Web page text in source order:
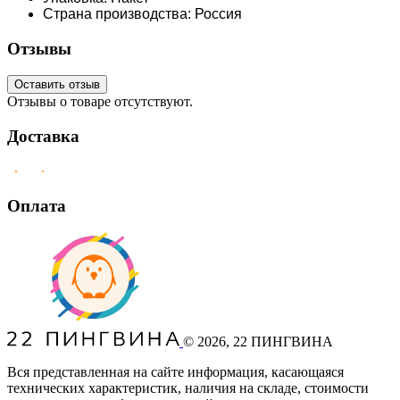
Страна производства: Россия
Отзывы
Оставить отзыв
Отзывы о товаре отсутствуют.
Доставка
Оплата
© 2026, 22 ПИНГВИНА
Вся представленная на сайте информация, касающаяся
технических характеристик, наличия на складе, стоимости